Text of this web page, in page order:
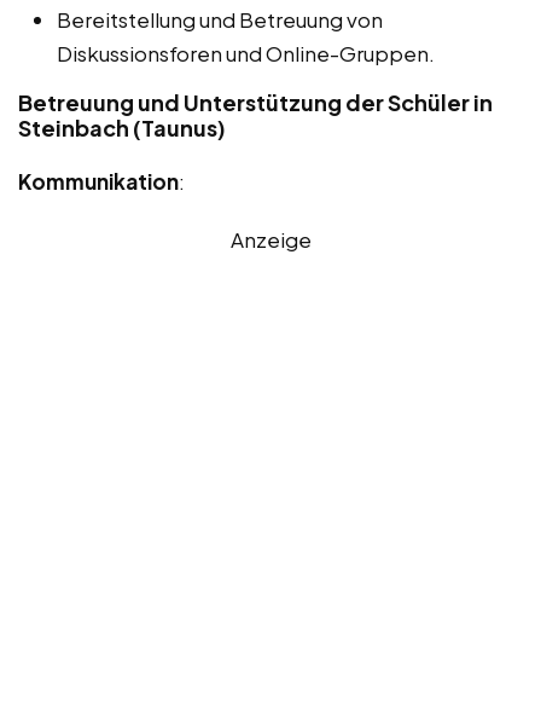
Bereitstellung und Betreuung von
Diskussionsforen und Online-Gruppen.
Betreuung und Unterstützung der Schüler in
Steinbach (Taunus)
Kommunikation:
Anzeige